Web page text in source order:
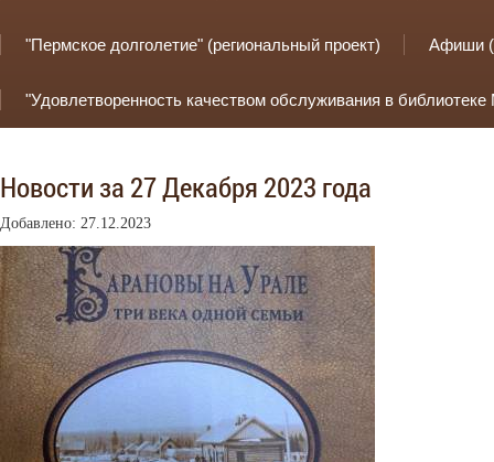
"Пермское долголетие" (региональный проект) Афиши
"Удовлетворенность качеством обслуживания в
Новости за 27 Декабря 2023 года
Добавлено: 27.12.2023